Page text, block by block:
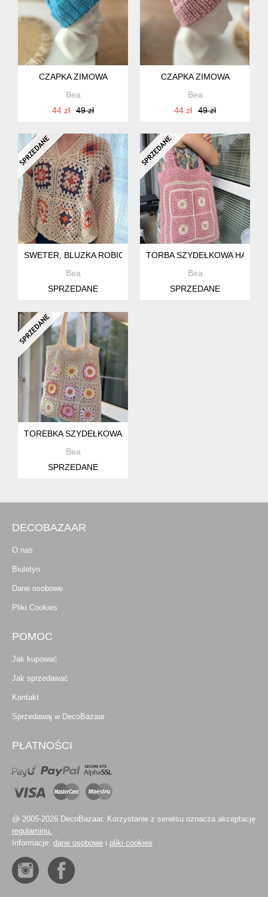
CZAPKA ZIMOWA
Bea
44 zł
49 zł
CZAPKA ZIMOWA
Bea
44 zł
49 zł
SWETER, BLUZKA ROBIONA NA SZYDEŁKU
Bea
SPRZEDANE
TORBA SZYDEŁKOWA
Bea
SPRZEDANE
TOREBKA SZYDEŁKOWA
Bea
SPRZEDANE
DECOBAZAAR
O nas
Biuletyn
Dane osobowe
Pliki Cookies
POMOC
Jak kupować
Jak sprzedawać
Kontakt
Sprzedawaj w DecoBazaar
PŁATNOŚCI
@ 2005-2026 DecoBazaar. Korzystanie z serwisu oznacza akceptację
regulaminu.
Informacje: dane osobowe i pliki cookies